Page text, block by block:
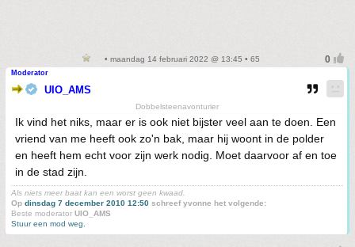
• maandag 14 februari 2022 @ 13:45 • 65
Moderator
UIO_AMS
Dobbelsteenavonturier
Ik vind het niks, maar er is ook niet bijster veel aan te doen. Een
vriend van me heeft ook zo'n bak, maar hij woont in de polder
en heeft hem echt voor zijn werk nodig. Moet daarvoor af en toe
in de stad zijn.
Als niets meer baat kan een worst geen kwaad.
Op dinsdag 7 december 2010 12:50 schreef yvonne het volgende:
Beste moderator UIO_AMS
Stuur een mod weg.